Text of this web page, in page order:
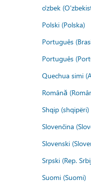
o'zbek
Polski (Polska)
Português
Português
Quechua simi
Română
Shqip (shqipëri)
Slovenčina
Slovenski
Srpski (Rep.
Suomi (Suomi)